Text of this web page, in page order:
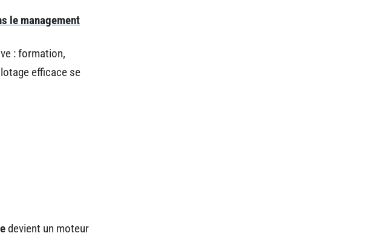
le management
: formation,
efficace se
devient un moteur